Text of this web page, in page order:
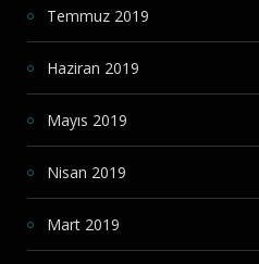
Temmuz 2019
Haziran 2019
Mayıs 2019
Nisan 2019
Mart 2019